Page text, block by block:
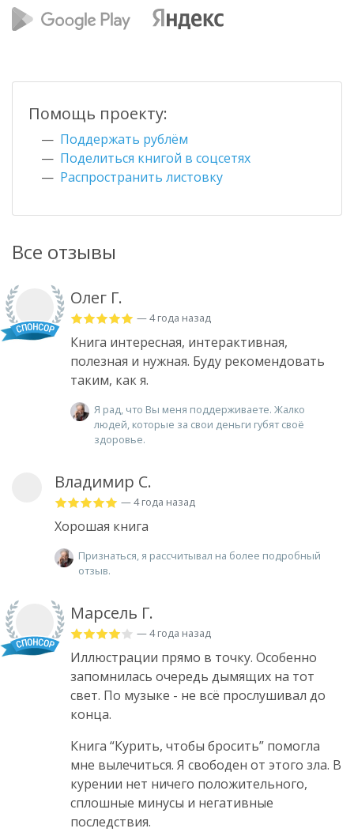
Все отзывы
Олег Г.
— 4 года назад
Книга интересная, интерактивная,
полезная и нужная. Буду рекомендовать
таким, как я.
Я рад, что Вы меня поддерживаете. Жалко
людей, которые за свои деньги губят своё
здоровье.
Владимир С.
— 4 года назад
Хорошая книга
Признаться, я рассчитывал на более подробный
отзыв.
Марсель Г.
— 4 года назад
Иллюстрации прямо в точку. Особенно
запомнилась очередь дымящих на тот
свет. По музыке - не всё прослушивал до
конца.
Книга “Курить, чтобы бросить” помогла
мне вылечиться. Я свободен от этого зла. В
курении нет ничего положительного,
сплошные минусы и негативные
последствия.
Помощь проекту:
Поддержать рублём
Поделиться книгой в соцсетях
Распространить листовку